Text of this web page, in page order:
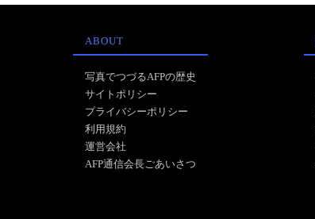
ABOUT
写真でつづるAFPの歴史
サイトポリシー
プライバシーポリシー
利用規約
運営会社
AFP通信会長ごあいさつ